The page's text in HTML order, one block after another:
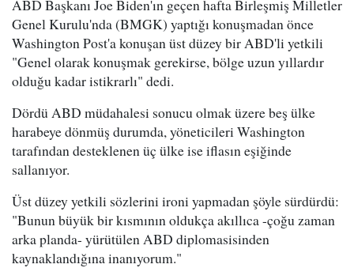
ABD Başkanı Joe Biden'ın geçen hafta Birleşmiş Milletler
Genel Kurulu'nda (BMGK) yaptığı konuşmadan önce
Washington Post'a konuşan üst düzey bir ABD'li yetkili
"Genel olarak konuşmak gerekirse, bölge uzun yıllardır
olduğu kadar istikrarlı" dedi.
Dördü ABD müdahalesi sonucu olmak üzere beş ülke
harabeye dönmüş durumda, yöneticileri Washington
tarafından desteklenen üç ülke ise iflasın eşiğinde
sallanıyor.
Üst düzey yetkili sözlerini ironi yapmadan şöyle sürdürdü:
"Bunun büyük bir kısmının oldukça akıllıca -çoğu zaman
arka planda- yürütülen ABD diplomasisinden
kaynaklandığına inanıyorum."